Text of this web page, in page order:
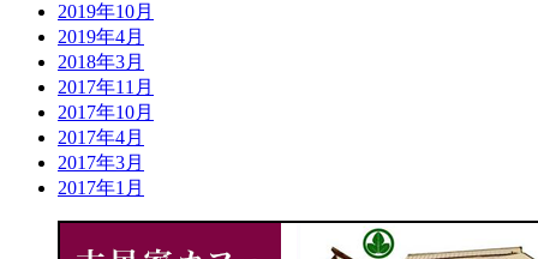
2019年10月
2019年4月
2018年3月
2017年11月
2017年10月
2017年4月
2017年3月
2017年1月